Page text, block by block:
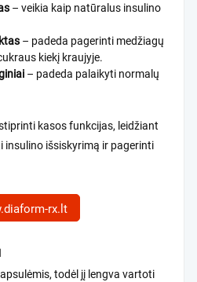
– veikia kaip natūralus insulino
– padeda pagerinti medžiagų
kiekį kraujyje.
– padeda palaikyti normalų
kasos funkcijas, leidžiant
išsiskyrimą ir pagerinti
rx.lt
todėl jį lengva vartoti